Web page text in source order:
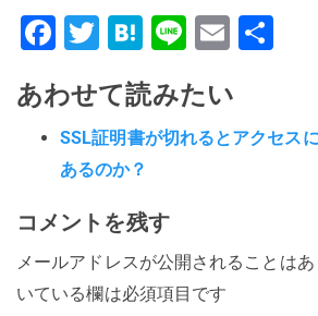
Facebook
Twitter
Hatena
LineEmail
あわせて読みたい
SSL証明書が切れるとアクセス
あるのか？
コメントを残す
メールアドレスが公開されることはあ
いている欄は必須項目です